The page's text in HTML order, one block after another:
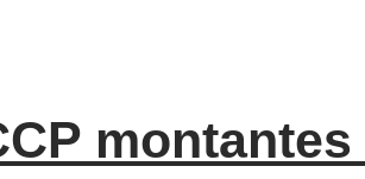
montantes